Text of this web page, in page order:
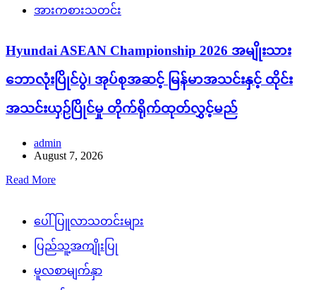
အားကစားသတင်း
Hyundai ASEAN Championship 2026 အမျိုးသား
ဘောလုံးပြိုင်ပွဲ၊ အုပ်စုအဆင့် မြန်မာအသင်းနှင့် ထိုင်း
အသင်းယှဉ်ပြိုင်မှု တိုက်ရိုက်ထုတ်လွှင့်မည်
admin
August 7, 2026
Read More
ပေါ်ပြူလာသတင်းများ
ပြည်သူ့အကျိုးပြု
မူလစာမျက်နှာ